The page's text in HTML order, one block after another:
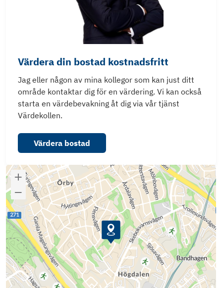
Värdera din bostad kostnadsfritt
Jag eller någon av mina kollegor som kan just ditt
område kontaktar dig för en värdering. Vi kan också
starta en värdebevakning åt dig via vår tjänst
Värdekollen.
Värdera bostad